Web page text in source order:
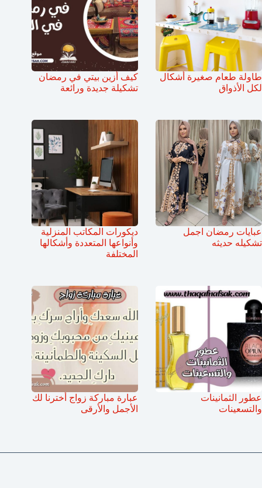
طاولة طعام صغيرة أشكال
لكل الأذواق
كيف أزين بيتي في رمضان
تشكيلة جديدة ورائعة
عبايات رمضان اجمل
تشكيله حديثه
ديكورات المكاتب المنزلية
وأنواعها المتعددة وأشكالها
المختلفة
عطور الثمانينات
والتسعينات
عبارة مباركة زواج أخترنا لك
الأجمل والأرقى